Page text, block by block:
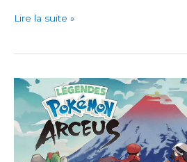
UFO
Grendizer
The
Feast
of
the
Wolves
Lire la suite »